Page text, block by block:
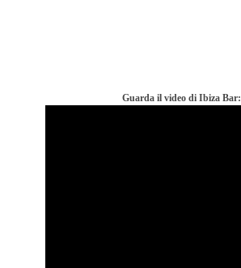
Guarda il video di Ibiza Bar: